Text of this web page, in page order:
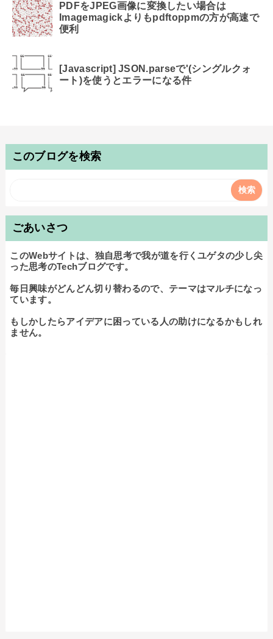
PDFをJPEG画像に変換したい場合は
Imagemagickよりもpdftoppmの方が高速で
便利
[Javascript] JSON.parseで'(シングルクォ
ート)を使うとエラーになる件
このブログを検索
ごあいさつ
このWebサイトは、独自思考で我が道を行くユゲタの少し尖
った思考のTechブログです。
毎日興味がどんどん切り替わるので、テーマはマルチになっ
ています。
もしかしたらアイデアに困っている人の助けになるかもしれ
ません。